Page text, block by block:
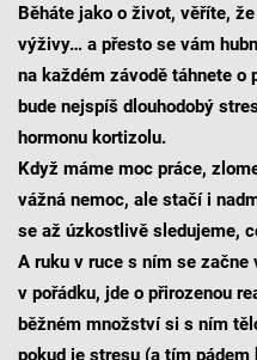
Běháte jako o život, věříte,
výživy… a přesto se vám
na každém závodě táhnete o
bude nejspíš dlouhodobý
hormonu kortizolu.
Když máme moc práce,
vážná nemoc, ale stačí i
se až úzkostlivě sledujeme,
A ruku v ruce s ním se
v pořádku, jde o přirozenou
běžném množství si s ním
pokud je stresu (a tím